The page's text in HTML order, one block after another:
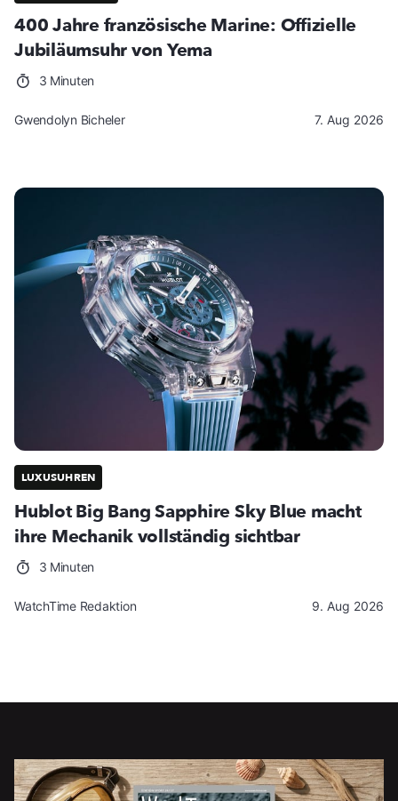
400 Jahre französische Marine: Offizielle
Jubiläumsuhr von Yema
3 Minuten
Gwendolyn Bicheler 7. Aug 2026
LUXUSUHREN
Hublot Big Bang Sapphire Sky Blue macht
ihre Mechanik vollständig sichtbar
3 Minuten
WatchTime Redaktion 9. Aug 2026